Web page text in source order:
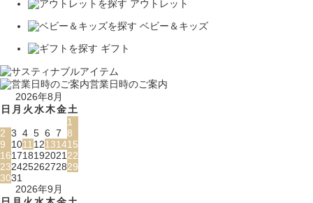
アウトレット
ベビー＆キッズ
ギフト
営業日時のご案内
2026年8月
日 月 火水木金土
1
2 3 4 5 6 7 8
9
1011 12131415
161718192021 22
23242526272829
3031
2026年9月